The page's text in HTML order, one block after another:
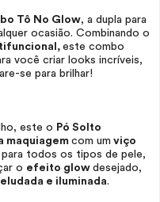
Tô No Glow, a dupla para
ocasião. Combinando o
este combo
você criar looks incríveis,
se para brilhar!
este o Pó Solto
maquiagem com um viço
para todos os tipos de pele,
o efeito glow desejado,
e iluminada.